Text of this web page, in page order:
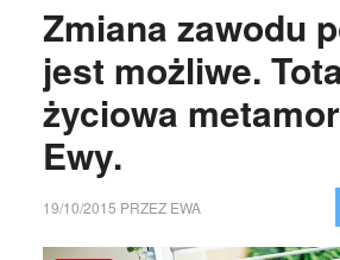
Zmiana zawodu
jest możliwe.
życiowa
Ewy.
19/10/2015 PRZEZ EWA